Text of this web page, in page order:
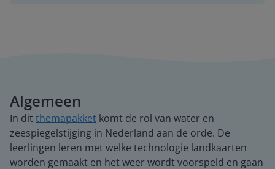
Algemeen
In ditthemapakket komt de rol van water en
zeespiegelstijging in Nederland aan de orde. De
leerlingen leren met welke technologie landkaarten
worden gemaakt en het weer wordt voorspeld en gaan